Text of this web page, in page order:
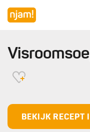
BEKIJK RECEPT